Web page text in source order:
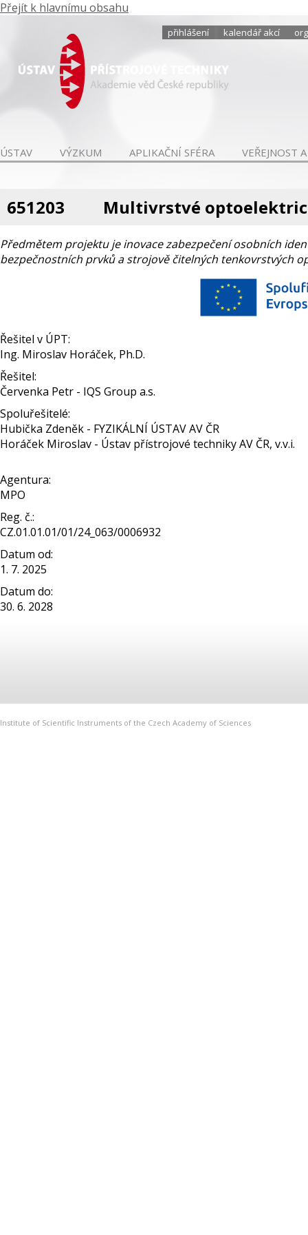
Přejít k hlavnímu obsahu
přihlášení kalendář akcí
ÚSTAV VÝZKUM APLIKAČNÍ SFÉRA VEŘEJNOST
651203 Multivrstvé
Předmětem projektu je inovace zabezpečení osobních
bezpečnostních prvků a strojově čitelných tenkovrstvých
Řešitel v ÚPT:
Ing. Miroslav Horáček, Ph.D.
Řešitel:
Červenka Petr - IQS Group a.s.
Spoluřešitelé:
Hubička Zdeněk - FYZIKÁLNÍ ÚSTAV AV ČR
Horáček Miroslav - Ústav přístrojové techniky AV ČR, v.v.i.
Agentura:
MPO
Reg. č.:
CZ.01.01.01/01/24_063/0006932
Datum od:
1. 7. 2025
Datum do:
30. 6. 2028
Institute of Scientific Instruments of the Czech Academy of Sciences